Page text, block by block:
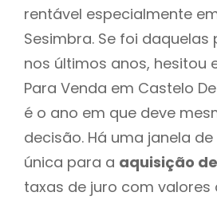
rentável especialmente
Sesimbra. Se foi daquelas
nos últimos anos, hesitou
Para Venda em Castelo
é o ano em que deve
decisão. Há uma janela
única para a aquisição
taxas de juro com